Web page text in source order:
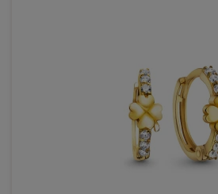
DO KOSZYKA